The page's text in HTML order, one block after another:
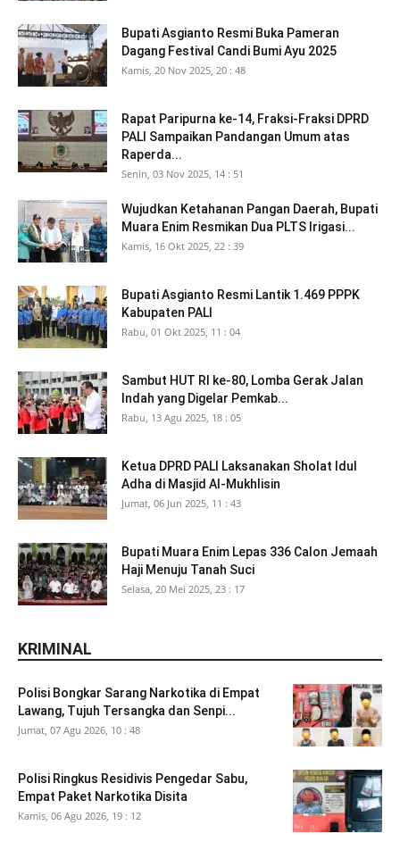
Bupati Asgianto Resmi Buka Pameran
Dagang Festival Candi Bumi Ayu 2025
Kamis, 20 Nov 2025, 20 : 48
Rapat Paripurna ke-14, Fraksi-Fraksi DPRD
PALI Sampaikan Pandangan Umum atas
Raperda...
Senin, 03 Nov 2025, 14 : 51
Wujudkan Ketahanan Pangan Daerah, Bupati
Muara Enim Resmikan Dua PLTS Irigasi...
Kamis, 16 Okt 2025, 22 : 39
Bupati Asgianto Resmi Lantik 1.469 PPPK
Kabupaten PALI
Rabu, 01 Okt 2025, 11 : 04
Sambut HUT RI ke-80, Lomba Gerak Jalan
Indah yang Digelar Pemkab...
Rabu, 13 Agu 2025, 18 : 05
Ketua DPRD PALI Laksanakan Sholat Idul
Adha di Masjid Al-Mukhlisin
Jumat, 06 Jun 2025, 11 : 43
Bupati Muara Enim Lepas 336 Calon Jemaah
Haji Menuju Tanah Suci
Selasa, 20 Mei 2025, 23 : 17
KRIMINAL
Polisi Bongkar Sarang Narkotika di Empat
Lawang, Tujuh Tersangka dan Senpi...
Jumat, 07 Agu 2026, 10 : 48
Polisi Ringkus Residivis Pengedar Sabu,
Empat Paket Narkotika Disita
Kamis, 06 Agu 2026, 19 : 12